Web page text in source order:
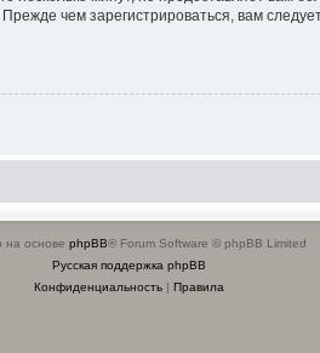
чем зарегистрироваться, вам
на основе phpBB® Forum Software © phpBB Limited
Русская поддержка phpBB
Конфиденциальность| Правила